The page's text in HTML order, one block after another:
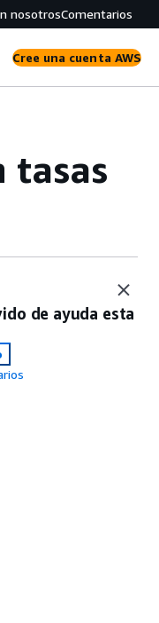
nosotrosComentarios
Cree una cuenta AWS
tasas
de ayuda esta